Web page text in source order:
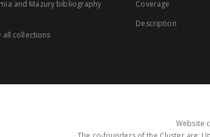
and Mazury bibliography
all collections
Coverage
Description
Website